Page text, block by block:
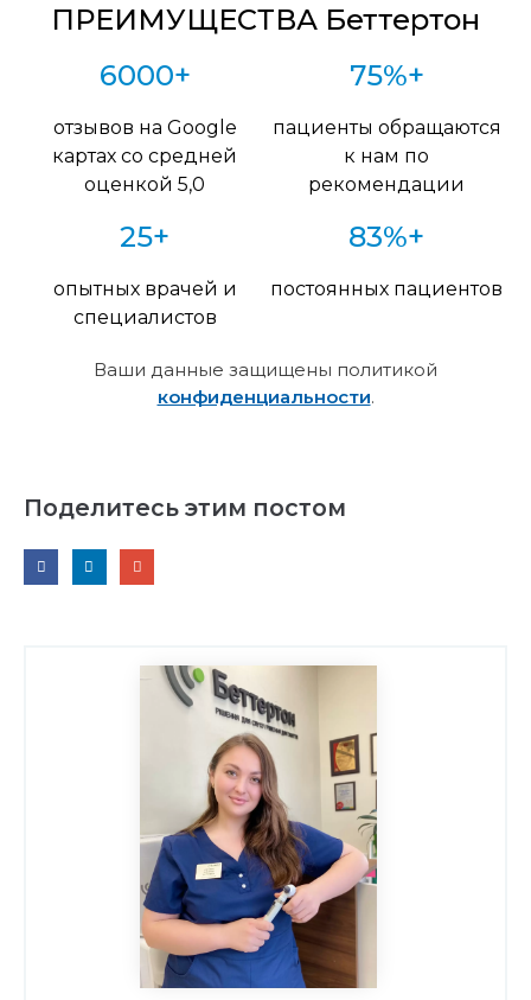
ПРЕИМУЩЕСТВА Беттертон
6000+
отзывов на Google
картах со средней
оценкой 5,0
75%+
пациенты обращаются
к нам по
рекомендации
25+
опытных врачей и
специалистов
83%+
постоянных пациентов
Ваши данные защищены политикой
конфиденциальности.
Поделитесь этим постом